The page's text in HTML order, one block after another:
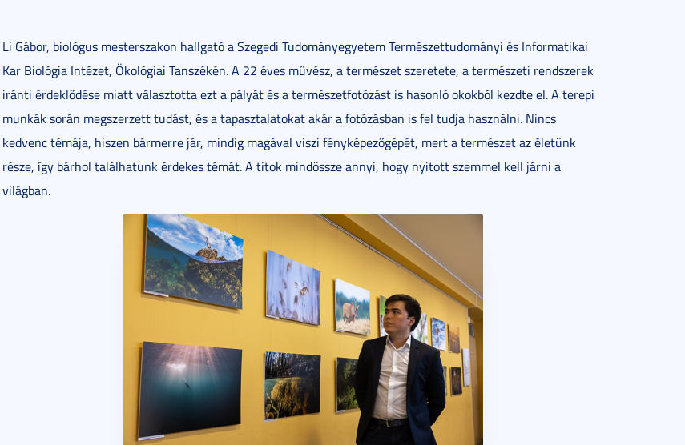
Li Gábor, biológus mesterszakon hallgató a Szegedi Tudományegyetem Természettudományi és Informatikai
Kar Biológia Intézet, Ökológiai Tanszékén. A 22 éves művész, a természet szeretete, a természeti rendszerek
iránti érdeklődése miatt választotta ezt a pályát és a természetfotózást is hasonló okokból kezdte el. A terepi
munkák során megszerzett tudást, és a tapasztalatokat akár a fotózásban is fel tudja használni. Nincs
kedvenc témája, hiszen bármerre jár, mindig magával viszi fényképezőgépét, mert a természet az életünk
része, így bárhol találhatunk érdekes témát. A titok mindössze annyi, hogy nyitott szemmel kell járni a
világban.